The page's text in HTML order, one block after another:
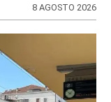
8 AGOSTO 2026